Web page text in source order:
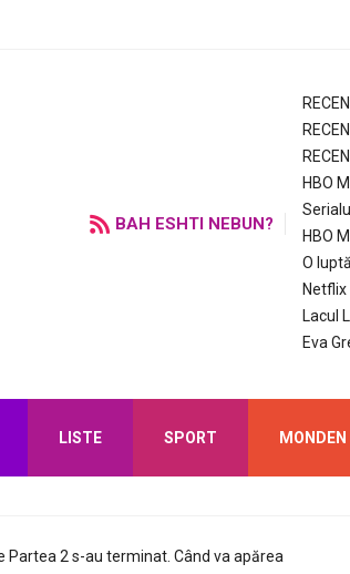
BAH ESHTI NEBUN?
HBO
HBO
O
Netflix
Lacul
Eva
LISTE SPORT MONDEN
Partea 2 s-au terminat. Când va apărea